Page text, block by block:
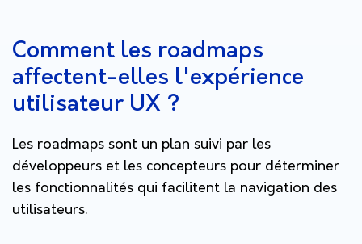
Comment les roadmaps
affectent-elles l'expérience
utilisateur UX ?
Les roadmaps sont un plan suivi par les
développeurs et les concepteurs pour déterminer
les fonctionnalités qui facilitent la navigation des
utilisateurs.